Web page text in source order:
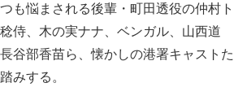
も悩まされる後輩・町田透役の仲村ト
侍、木の実ナナ、ベンガル、山西道
谷部香苗ら、懐かしの港署キャストた
みする。